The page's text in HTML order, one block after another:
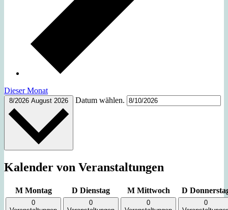
Dieser Monat
8/2026 August 2026 Datum wählen.
Kalender von Veranstaltungen
M Montag D Dienstag M Mittwoch D
0
0
0
0